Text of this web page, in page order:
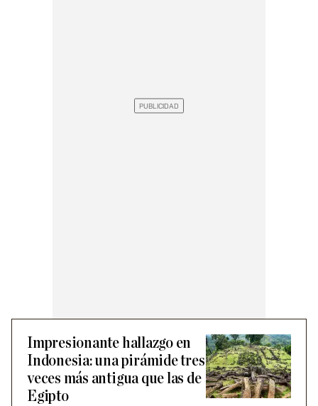
Impresionante hallazgo en
Indonesia: una pirámide tres
veces más antigua que las de
Egipto